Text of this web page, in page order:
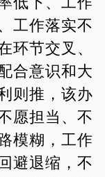
工作落实不
环节交叉、
合意识和大
则推，该办
愿担当、不
模糊，工作
避退缩，不